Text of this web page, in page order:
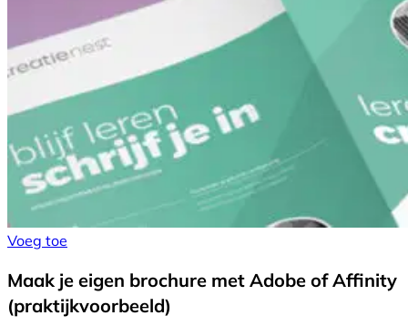
Voeg toe
Maak je eigen brochure met Adobe of Affinity
(praktijkvoorbeeld)